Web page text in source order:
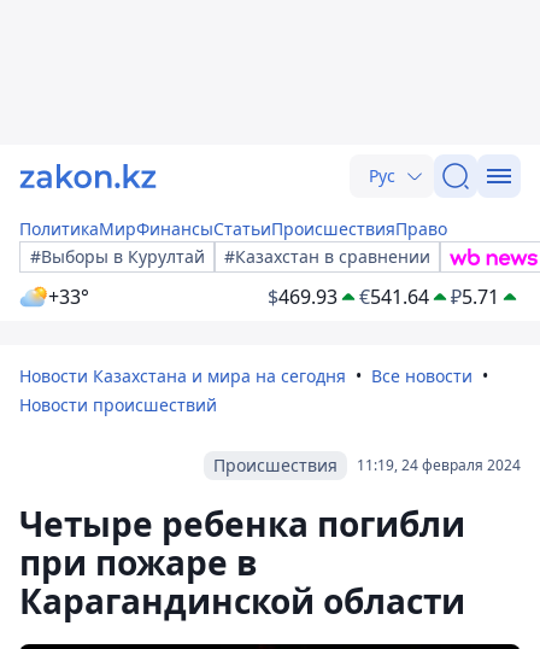
Рус
ПолитикаМирФинансыСтатьиПроисшествияПраво
#Выборы в Курултай
#Казахстан в сравнении
+33° $469.93 €541.64 ₽5.71
Новости Казахстана и мира на сегодня
Все новости
Новости происшествий
11:19, 24 февраля 2024
Происшествия
Четыре ребенка погибли
при пожаре в
Карагандинской области